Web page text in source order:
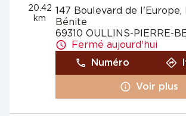
20.42
km
147 Boulevard de l'Europe,
Bénite
69310 OULLINS-PIERRE-
Fermé aujourd'hui
Numéro
Voir plus